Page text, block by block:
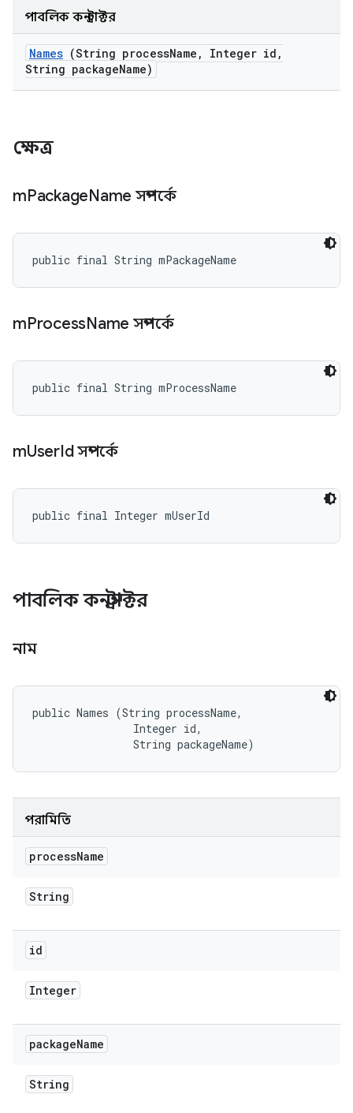
পাবলিক কনস্ট্রাক্টর
Names (String processName , Integer id ,
String packageName)
ক্ষেত্র
mPackageName সম্পর্কে
public final String mPackageName
mProcessName সম্পর্কে
public final String mProcessName
mUserId সম্পর্কে
public final Integer mUserId
পাবলিক কনস্ট্রাক্টর
নাম
public Names (String processName,
                Integer id,
                String packageName)
পরামিতি
processName
String
id
Integer
packageName
String